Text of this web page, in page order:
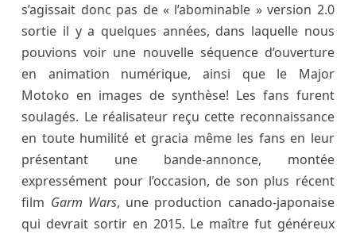
s’agissait donc pas de « l’abominable » version 2.0
sortie il y a quelques années, dans laquelle nous
pouvions voir une nouvelle séquence d’ouverture
en animation numérique, ainsi que le Major
Motoko en images de synthèse! Les fans furent
soulagés. Le réalisateur reçu cette reconnaissance
en toute humilité et gracia même les fans en leur
présentant une bande-annonce, montée
expressément pour l’occasion, de son plus récent
film Garm Wars, une production canado-japonaise
qui devrait sortir en 2015. Le maître fut généreux